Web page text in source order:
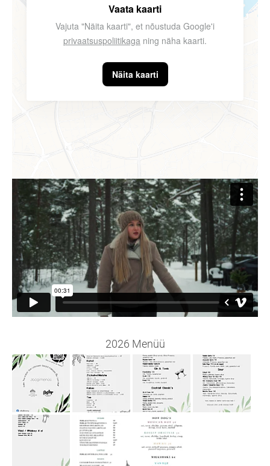
Vaata kaarti
Vajuta "Näita kaarti", et nõustuda Google'i
privaatsuspoliitikaga ning näha kaarti.
Näita kaarti
2026 Menüü